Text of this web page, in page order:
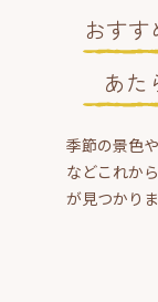
おす
あた
季節の景色
などこれか
が見つかり